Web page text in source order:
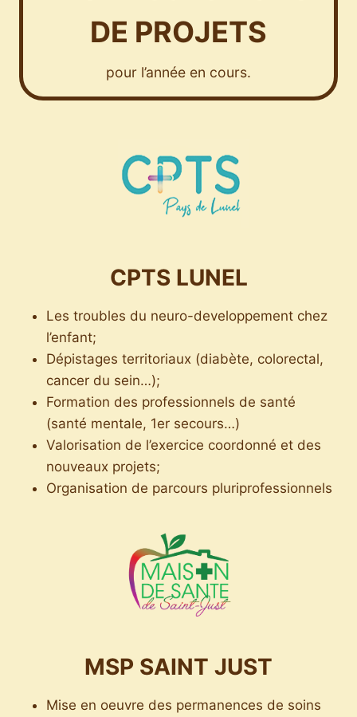
DE PROJETS
pour l’année en cours.
CPTS LUNEL
Les troubles du neuro-developpement chez
l’enfant;
Dépistages territoriaux (diabète, colorectal,
cancer du sein…);
Formation des professionnels de santé
(santé mentale, 1er secours…)
Valorisation de l’exercice coordonné et des
nouveaux projets;
Organisation de parcours pluriprofessionnels
MSP SAINT JUST
Mise en oeuvre des permanences de soins